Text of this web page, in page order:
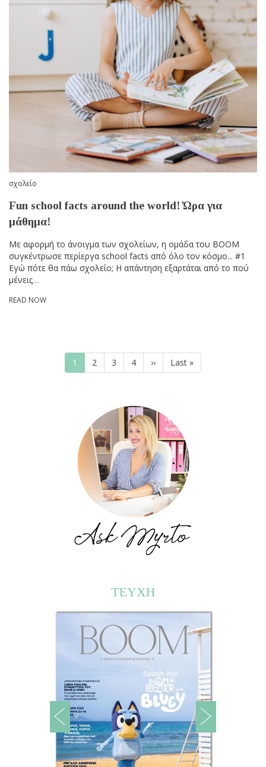
σχολείο
Fun school facts around the world! Ώρα για
μάθημα!
Με αφορμή το άνοιγμα των σχολείων, η ομάδα του BOOM
συγκέντρωσε περίεργα school facts από όλο τον κόσμο... #1
Εγώ πότε θα πάω σχολείο; Η απάντηση εξαρτάται από το πού
μένεις…
READ NOW
Pagination
Current
page
1 Page
2 Page
3 Page
4
Next
page
››
Last
page
Last »
ΤΕΥΧΗ